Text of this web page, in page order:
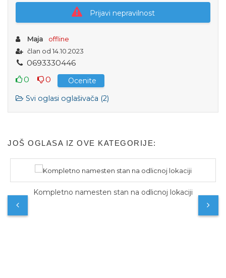
Prijavi nepravilnost
Maja
offline
član od 14.10.2023
0693330446
0
0
Ocenite
Svi oglasi oglašivača (2)
JOŠ OGLASA IZ OVE KATEGORIJE:
Kompletno namesten stan na odlicnoj lokaciji